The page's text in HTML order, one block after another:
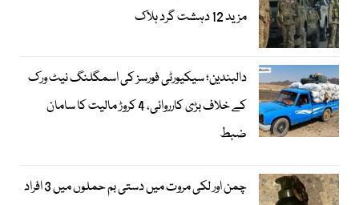
مزید 12 دہشت گرد ہلاک
دالبندین؛ سیکیورٹی فورسز کی اسمگلنگ نیٹ ورک
کے خلاف بڑی کارروائی، 4 کروڑ مالیت کا سامان
ضبط
چمن اور لکی مروت میں دستی بم حملوں میں 3 افراد